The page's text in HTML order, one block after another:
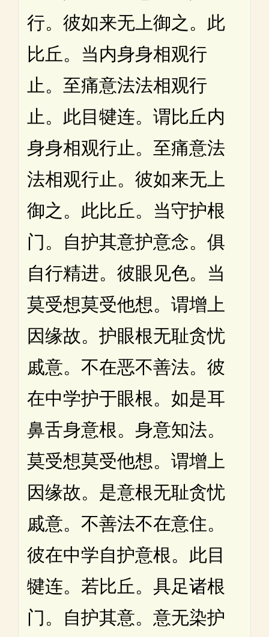
行。彼如来无上御之。此
比丘。当内身身相观行
止。至痛意法法相观行
止。此目犍连。谓比丘内
身身相观行止。至痛意法
法相观行止。彼如来无上
御之。此比丘。当守护根
门。自护其意护意念。俱
自行精进。彼眼见色。当
莫受想莫受他想。谓增上
因缘故。护眼根无耻贪忧
戚意。不在恶不善法。彼
在中学护于眼根。如是耳
鼻舌身意根。身意知法。
莫受想莫受他想。谓增上
因缘故。是意根无耻贪忧
戚意。不善法不在意住。
彼在中学自护意根。此目
犍连。若比丘。具足诸根
门。自护其意。意无染护